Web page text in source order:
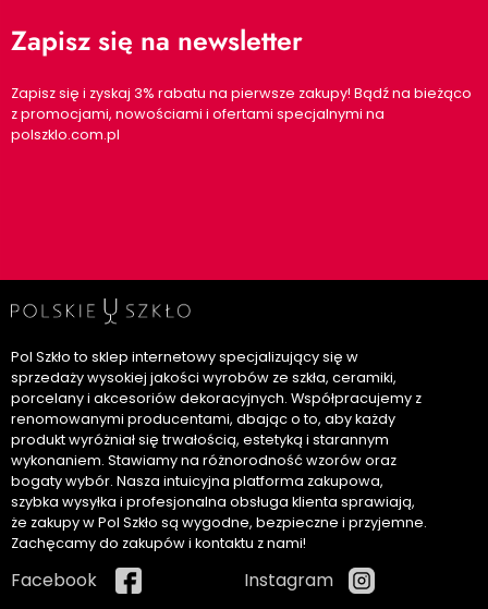
Zapisz się na newsletter
Zapisz się i zyskaj 3% rabatu na pierwsze zakupy! Bądź na bieżąco
z promocjami, nowościami i ofertami specjalnymi na
polszklo.com.pl
Pol Szkło to sklep internetowy specjalizujący się w
sprzedaży wysokiej jakości wyrobów ze szkła, ceramiki,
porcelany i akcesoriów dekoracyjnych. Współpracujemy z
renomowanymi producentami, dbając o to, aby każdy
produkt wyróżniał się trwałością, estetyką i starannym
wykonaniem. Stawiamy na różnorodność wzorów oraz
bogaty wybór. Nasza intuicyjna platforma zakupowa,
szybka wysyłka i profesjonalna obsługa klienta sprawiają,
że zakupy w Pol Szkło są wygodne, bezpieczne i przyjemne.
Zachęcamy do zakupów i kontaktu z nami!
Facebook Instagram